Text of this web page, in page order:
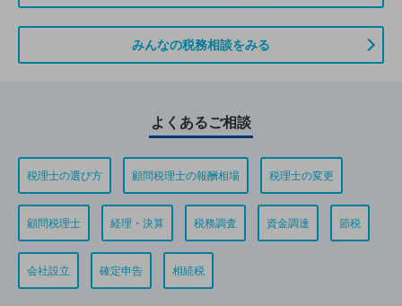
みんなの税務相談をみる
よくあるご相談
税理士の選び方 顧問税理士の報酬相場 税理士の変更
顧問税理士 経理・決算 税務調査 資金調達 節税
会社設立 確定申告 相続税